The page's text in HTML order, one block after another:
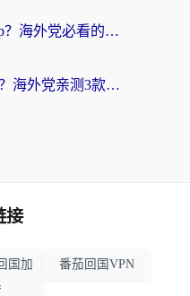
回国怎么使用国外的app？海外党必看的无缝访问国内资源全攻略
斧牛和奇游手游好用吗？海外党亲测3款回国加速器，选对才能无缝刷国内资源
接
国加
番茄回国VPN